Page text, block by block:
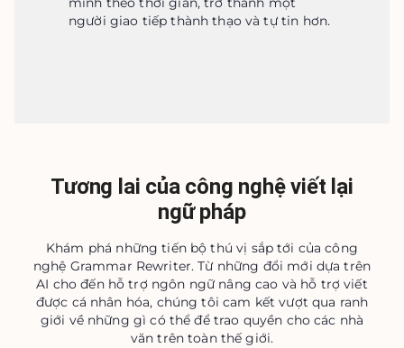
người giao tiếp thành thạo và tự tin hơn.
Tương lai của công nghệ viết lại
ngữ pháp
Khám phá những tiến bộ thú vị sắp tới của công
nghệ Grammar Rewriter. Từ những đổi mới dựa trên
AI cho đến hỗ trợ ngôn ngữ nâng cao và hỗ trợ viết
được cá nhân hóa, chúng tôi cam kết vượt qua ranh
giới về những gì có thể để trao quyền cho các nhà
văn trên toàn thế giới.